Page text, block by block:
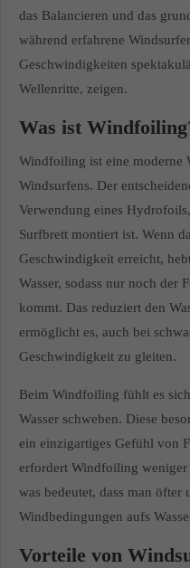
das Balancieren und das
während erfahrene
Geschwindigkeiten
Wellenritte, zeigen.
Was ist
Windfoiling ist eine moderne
Windsurfens. Der
Verwendung eines
Surfbrett montiert ist. Wenn
Geschwindigkeit erreicht,
Wasser, sodass nur noch der
kommt. Das reduziert den
ermöglicht es, auch bei
Geschwindigkeit zu gleiten.
Beim Windfoiling fühlt es
Wasser schweben. Diese
ein einzigartiges Gefühl von
erfordert Windfoiling weniger
was bedeutet, dass man öfter
Windbedingungen aufs
Vorteile von